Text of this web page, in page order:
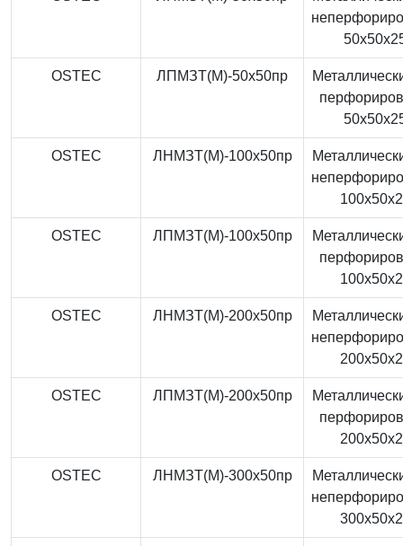
OSTEC ЛПМЗТ(М)-50x50пр
OSTEC ЛНМЗТ(М)-100x50пр
OSTEC ЛПМЗТ(М)-100x50пр
OSTEC ЛНМЗТ(М)-200x50пр
OSTEC ЛПМЗТ(М)-200x50пр
OSTEC ЛНМЗТ(М)-300x50пр